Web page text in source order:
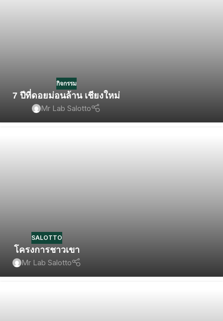
กิจกรรม
7 ปีที่ดอยม่อนล้าน เชียงใหม่
Mr Lab Salotto
SALOTTO
โครงการชาวเขา
Mr Lab Salotto